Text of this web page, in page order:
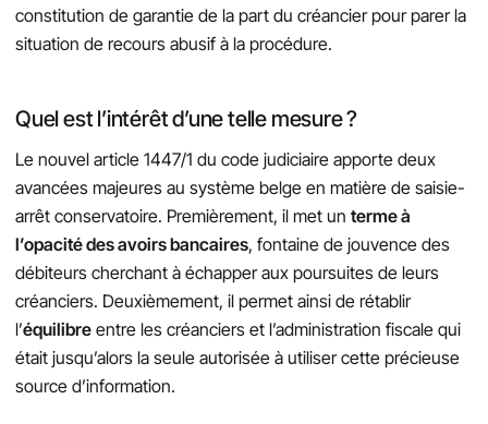
constitution de garantie de la part du créancier pour parer la
situation de recours abusif à la procédure.
Quel est l’intérêt d’une telle mesure ?
Le nouvel article 1447/1 du code judiciaire apporte deux
avancées majeures au système belge en matière de saisie-
arrêt conservatoire. Premièrement, il met un terme à
l’opacité des avoirs bancaires, fontaine de jouvence des
débiteurs cherchant à échapper aux poursuites de leurs
créanciers. Deuxièmement, il permet ainsi de rétablir
l’équilibre entre les créanciers et l’administration fiscale qui
était jusqu’alors la seule autorisée à utiliser cette précieuse
source d’information.